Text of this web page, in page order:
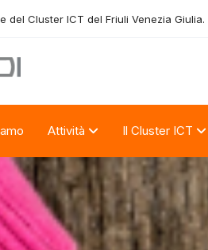
del Cluster ICT del Friuli Venezia Giulia.
Attività Il Cluster ICT